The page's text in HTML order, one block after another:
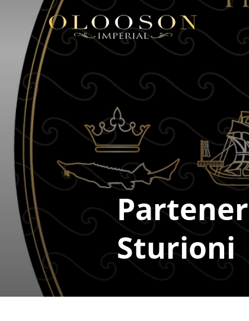
Sturioni